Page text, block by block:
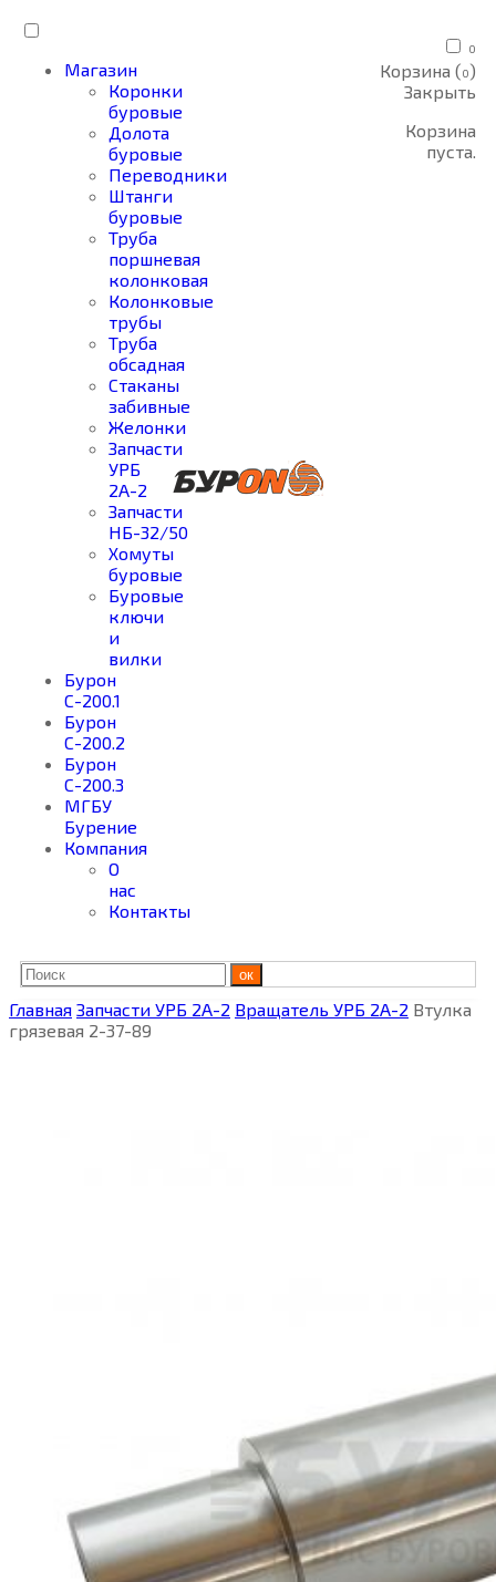
Магазин
Коронки
буровые
Долота
буровые
Переводники
Штанги
буровые
Труба
поршневая
колонковая
Колонковые
трубы
Труба
обсадная
Стаканы
забивные
Желонки
Запчасти
УРБ
2А-2
Запчасти
НБ-32/50
Хомуты
буровые
Буровые
ключи
и
вилки
Бурон
С-200.1
Бурон
С-200.2
Бурон
С-200.3
МГБУ
Бурение
Компания
О
нас
Контакты
0
Корзина (0)
Закрыть
Корзина
пуста.
ок
Главная Запчасти УРБ 2А-2 Вращатель УРБ 2А-2 Втулка
грязевая 2-37-89